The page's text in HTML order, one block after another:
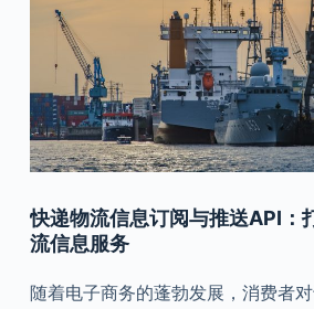
快递物流信息订阅与推送API：
流信息服务
随着电子商务的蓬勃发展，消费者